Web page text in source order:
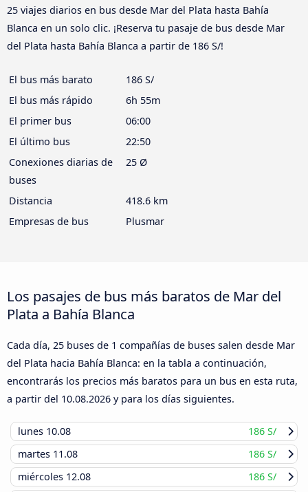
25 viajes diarios en bus desde Mar del Plata hasta Bahía
Blanca en un solo clic. ¡Reserva tu pasaje de bus desde Mar
del Plata hasta Bahía Blanca a partir de 186 S/!
El bus más barato
186 S/
El bus más rápido
6h 55m
El primer bus
06:00
El último bus
22:50
Conexiones diarias de
buses
25 Ø
Distancia
418.6 km
Empresas de bus
Plusmar
Los pasajes de bus más baratos de Mar del
Plata a Bahía Blanca
Cada día, 25 buses de 1 compañías de buses salen desde Mar
del Plata hacia Bahía Blanca: en la tabla a continuación,
encontrarás los precios más baratos para un bus en esta ruta,
a partir del 10.08.2026 y para los días siguientes.
lunes 10.08
186 S/
martes 11.08
186 S/
miércoles 12.08
186 S/